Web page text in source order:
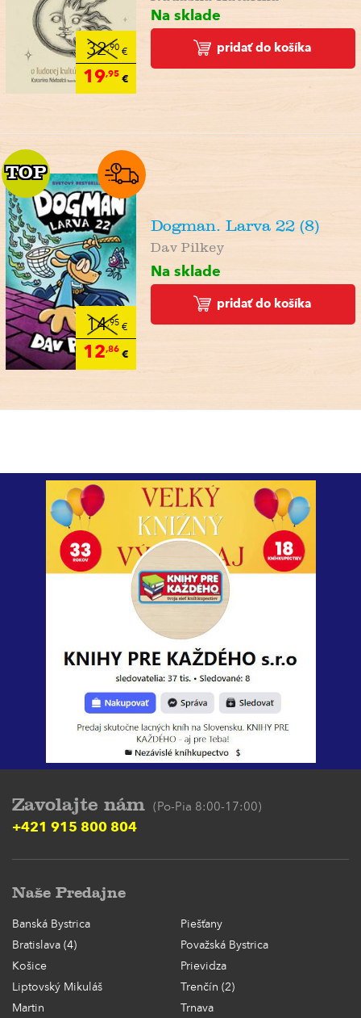
32,90€
19,95€
Na sklade
pridať do košíka
14,95€
12,86€
TOP
TOP
Dogman. Larva 22 (8)
Dav Pilkey
Na sklade
pridať do košíka
Zavolajte nám (Po-Pia 8:00-17:00)
+421 915 800 804
Naše Predajne
Banská Bystrica
Piešťany
Bratislava (4)
Považská Bystrica
Košice
Prievidza
Liptovský Mikuláš
Trenčín (2)
Martin
Trnava